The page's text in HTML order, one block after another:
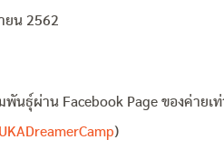
ยน 2562
นธุ์ผ่าน Facebook Page ของค่ายเ
)